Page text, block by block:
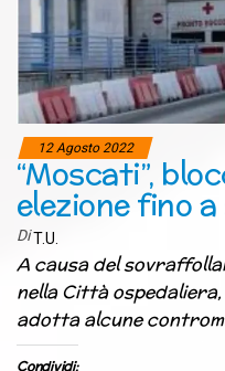
12 Agosto 2022
“Moscati”,
elezione fino
DiT.U.
A causa del
nella Città
adotta alcune
Condividi: